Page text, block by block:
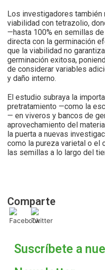
Comparte
Los investigadores también
viabilidad con tetrazolio,
—hasta 100% en semillas
directa con la germinación
que la viabilidad no
germinación exitosa,
de considerar variables
y daño interno.
El estudio subraya la
pretratamiento —como la
— en viveros y bancos de
aprovechamiento del
la puerta a nuevas
como la pureza varietal o
las semillas a lo largo del
Suscríbete a